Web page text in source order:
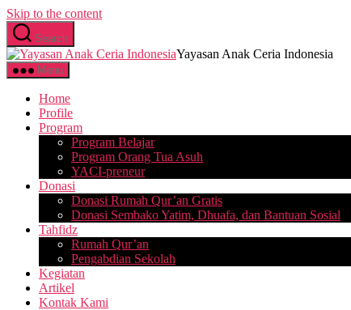
Skip to the content
Search
Yayasan Anak Ceria Indonesia
Menu
Home
Profile
Program
Program Belajar
Program Orang Tua Asuh
YACI-preneur
Donasi
Donasi Rumah Qur’an Gratis
Donasi Sembako Yatim, Dhuafa, dan Bantuan Sosial
Tahfidz
Rumah Qur’an
Pengabdian Sekolah
Kegiatan
Artikel
Kontak Kami